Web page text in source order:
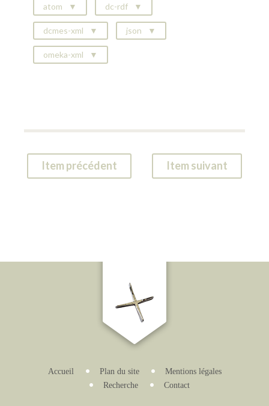
atom dc-rdf
dcmes-xml json
omeka-xml
Item précédent Item suivant
Accueil Plan du site
Mentions légales
Recherche
Contact